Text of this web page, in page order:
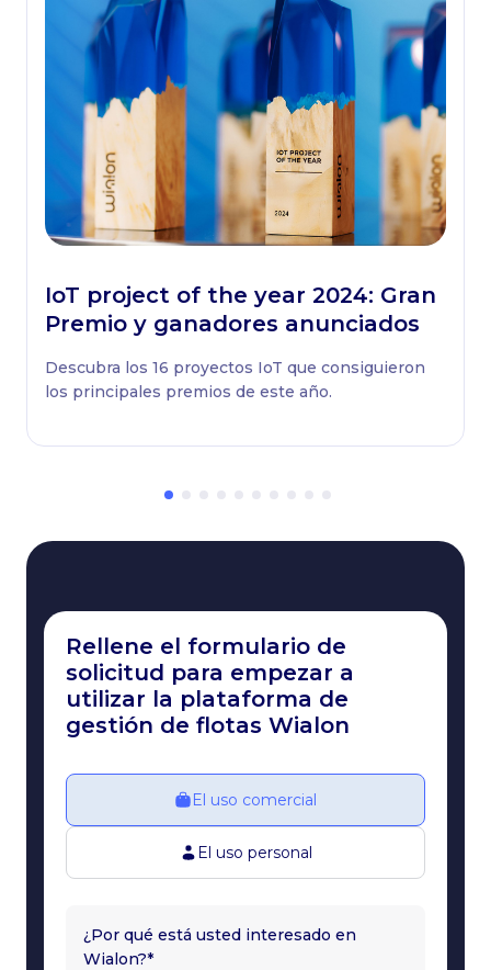
IoT project of the year 2024: Gran
Premio y ganadores anunciados
Descubra los 16 proyectos IoT que consiguieron
los principales premios de este año.
Rellene el formulario de
solicitud para empezar a
utilizar la plataforma de
gestión de flotas Wialon
El uso comercial
El uso personal
¿Por qué está usted interesado en
Wialon?*